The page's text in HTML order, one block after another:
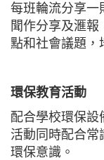
每班輪流分享一
聞作分享及滙
點和社會議題，
環保教育活動
配合學校環保設
活動同時配合常
環保意識。